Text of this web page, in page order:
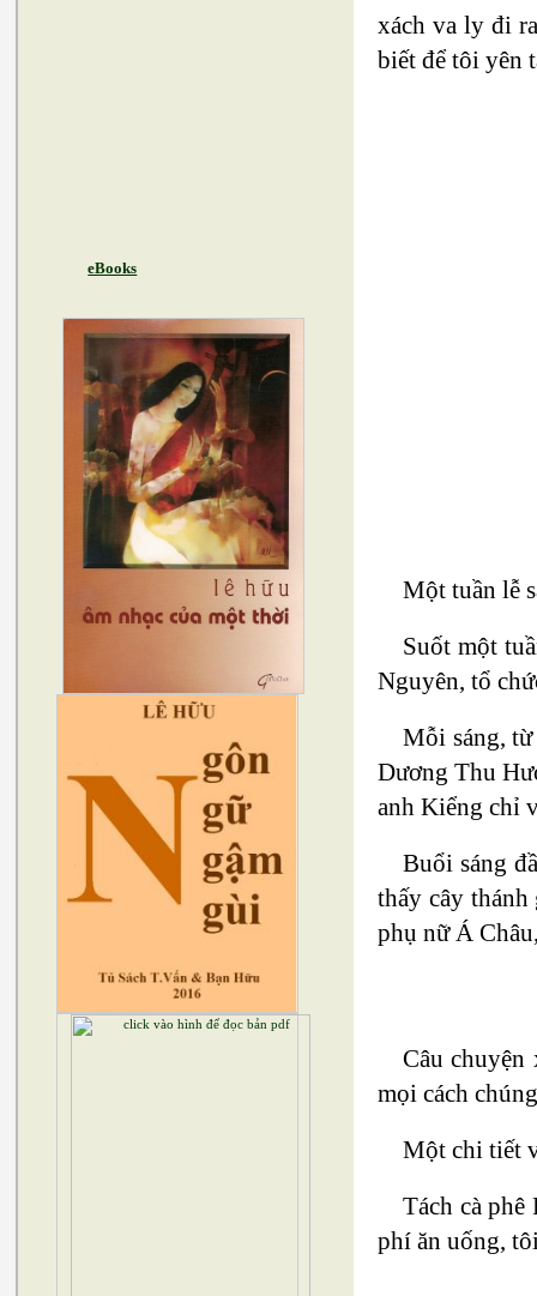
eBooks
xách va ly đi
biết để tôi yên
Một tuần lễ
Suốt một
Nguyên, tổ
Mỗi sáng,
Dương Thu
anh Kiểng chỉ
Buổi sáng
thấy cây thánh
phụ nữ Á
Câu
mọi cách
Một chi tiết
Tách cà
phí ăn uống,